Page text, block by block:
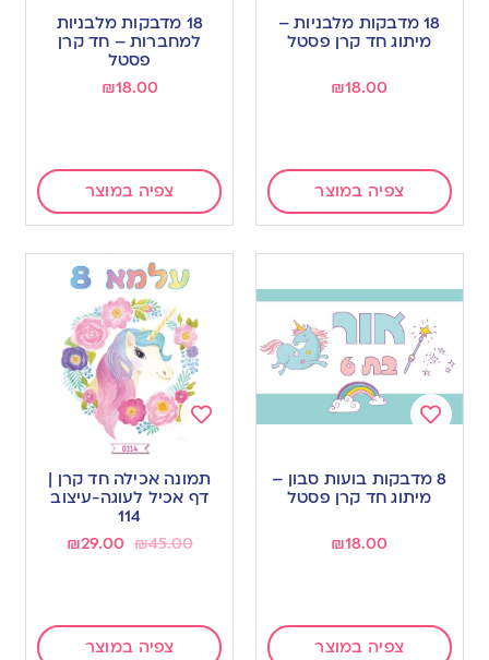
to
wishlist
18 מדבקות מלבניות –
מיתוג חד קרן פסטל
₪18.00
צפיה במוצר
wishlist
18 מדבקות מלבניות
למחברות – חד קרן
פסטל
₪18.00
צפיה במוצר
to
wishlist
8 מדבקות בועות סבון –
מיתוג חד קרן פסטל
₪18.00
צפיה במוצר
to
wishlist
תמונה אכילה חד קרן |
דף אכיל לעוגה-עיצוב
114
₪45.00
₪29.00
צפיה במוצר